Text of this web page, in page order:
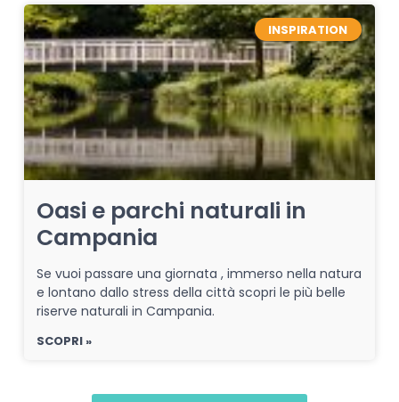
INSPIRATION
Oasi e parchi naturali in
Campania
Se vuoi passare una giornata , immerso nella natura
e lontano dallo stress della città scopri le più belle
riserve naturali in Campania.
SCOPRI »